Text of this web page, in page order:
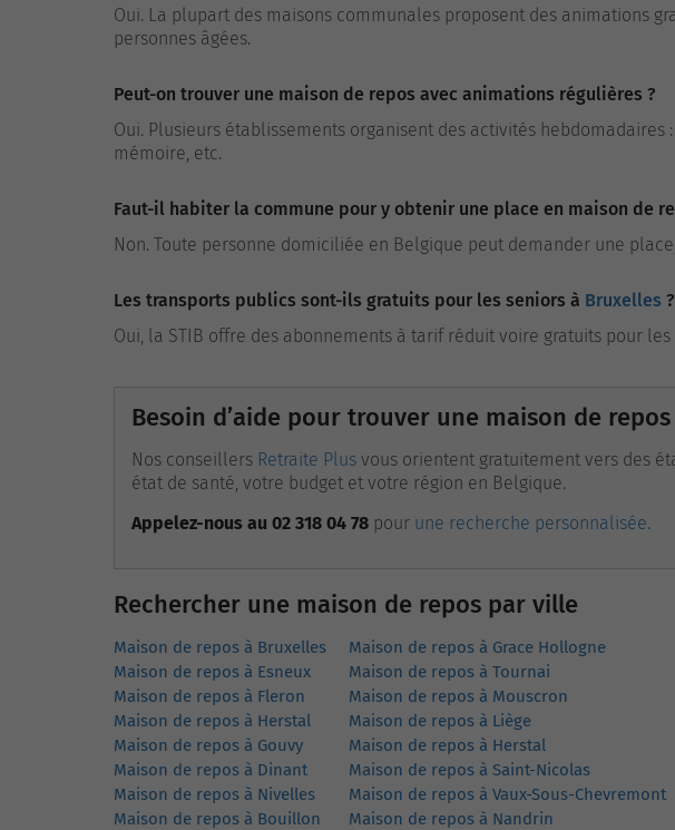
Oui. La plupart des maisons communales proposent des animations
personnes âgées.
Peut-on trouver une maison de repos avec animations régulières ?
Oui. Plusieurs établissements organisent des activités hebdomadaires
mémoire, etc.
Faut-il habiter la commune pour y obtenir une place en maison de
Non. Toute personne domiciliée en Belgique peut demander une
Les transports publics sont-ils gratuits pour les seniors à Bruxelles ?
Oui, la STIB offre des abonnements à tarif réduit voire gratuits pour les
Besoin d’aide pour trouver une maison de repos
Nos conseillers Retraite Plus vous orientent gratuitement vers des
état de santé, votre budget et votre région en Belgique.
Appelez-nous au 02 318 04 78 pour une recherche personnalisée.
Rechercher une maison de repos par ville
Maison de repos à Bruxelles Maison de repos à Grace Hollogne
Maison de repos à Esneux
Maison de repos à Tournai
Maison de repos à Fleron
Maison de repos à Mouscron
Maison de repos à Herstal
Maison de repos à Liège
Maison de repos à Gouvy
Maison de repos à Herstal
Maison de repos à Dinant
Maison de repos à Saint-Nicolas
Maison de repos à Nivelles
Maison de repos à Vaux-Sous-Chevremont
Maison de repos à Bouillon
Maison de repos à Nandrin